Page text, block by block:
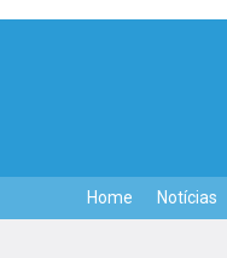
Home Notícias